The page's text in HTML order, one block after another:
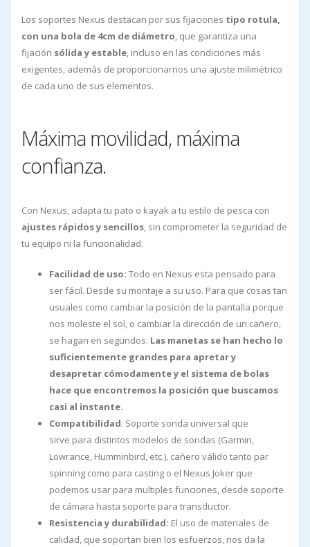
Los soportes Nexus destacan por sus fijaciones tipo rotula,
con una bola de 4cm de diámetro, que garantiza una
fijación sólida y estable, incluso en las condiciones más
exigentes, además de proporcionarnos una ajuste milimétrico
de cada uno de sus elementos.
Máxima movilidad, máxima
confianza.
Con Nexus, adapta tu pato o kayak a tu estilo de pesca con
ajustes rápidos y sencillos, sin comprometer la seguridad de
tu equipo ni la funcionalidad.
Facilidad de uso: Todo en Nexus esta pensado para
ser fácil. Desde su montaje a su uso. Para que cosas tan
usuales como cambiar la posición de la pantalla porque
nos moleste el sol, o cambiar la dirección de un cañero,
se hagan en segundos. Las manetas se han hecho lo
suficientemente grandes para apretar y
desapretar cómodamente y el sistema de bolas
hace que encontremos la posición que buscamos
casi al instante.
Compatibilidad: Soporte sonda universal que
sirve para distintos modelos de sondas (Garmin,
Lowrance, Humminbird, etc.), cañero válido tanto par
spinning como para casting o el Nexus Joker que
podemos usar para multiples funciones, desde soporte
de cámara hasta soporte para transductor.
Resistencia y durabilidad: El uso de materiales de
calidad, que soportan bien los esfuerzos, nos da la